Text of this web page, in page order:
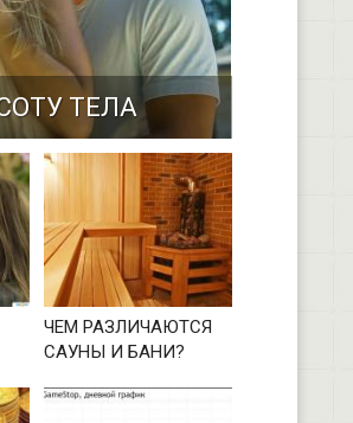
ТЕЛА
ЧЕМ РАЗЛИЧАЮТСЯ
САУНЫ И БАНИ?